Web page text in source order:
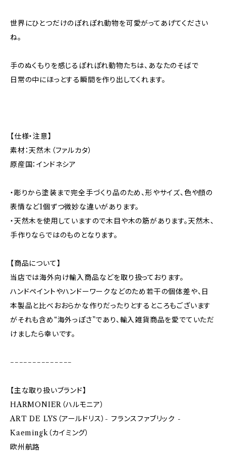
世界にひとつだけのぽれぽれ動物を可愛がってあげてください
ね。
手のぬくもりを感じるぽれぽれ動物たちは、あなたのそばで
日常の中にほっとする瞬間を作り出してくれます。
【仕様・注意】
素材：天然木（ファルカタ）
原産国：インドネシア
・彫りから塗装まで完全手づくり品のため、形やサイズ、色や顔の
表情など1個ずつ微妙な違いがあります。
・天然木を使用していますので木目や木の筋があります。天然木、
手作りならではのものとなります。
【商品について】
当店では海外向け輸入商品などを取り扱っております。
ハンドペイントやハンドーワークなどのため若干の個体差や、日
本製品と比べおおらかな作りだったりとするところもございます
がそれも含め“海外っぽさ”であり、輸入雑貨商品を愛でていただ
けましたら幸いです。
−−−−−−−−−−−−−−
【主な取り扱いブランド】
HARMONIER（ハルモニア）
ART DE LYS（アールドリス）- フランスファブリック -
Kaemingk（カイミング）
欧州航路